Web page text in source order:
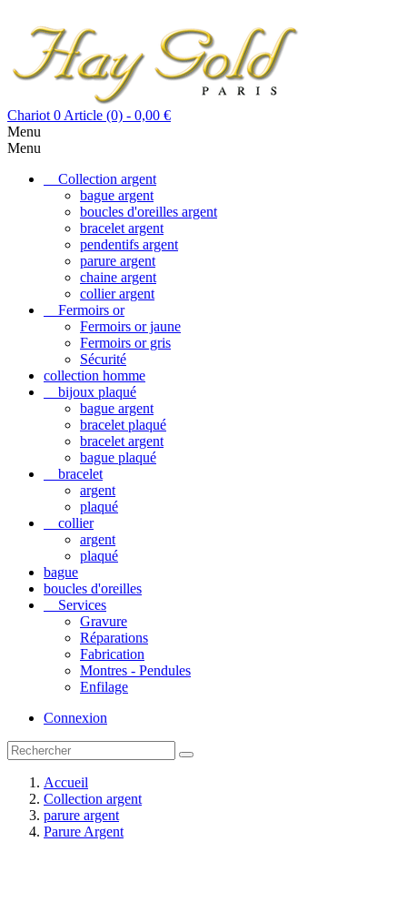
Chariot 0 Article (0) - 0,00 €
Menu
Menu
Collection argent
bague argent
boucles d'oreilles argent
bracelet argent
pendentifs argent
parure argent
chaine argent
collier argent
Fermoirs or
Fermoirs or jaune
Fermoirs or gris
Sécurité
collection homme
bijoux plaqué
bague argent
bracelet plaqué
bracelet argent
bague plaqué
bracelet
argent
plaqué
collier
argent
plaqué
bague
boucles d'oreilles
Services
Gravure
Réparations
Fabrication
Montres - Pendules
Enfilage
Connexion
Accueil
Collection argent
parure argent
Parure Argent